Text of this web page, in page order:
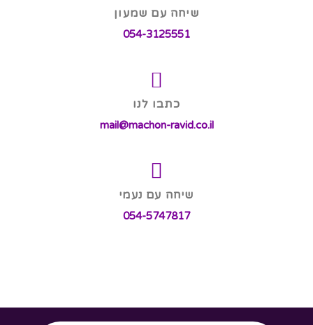
שיחה עם שמעון
054-3125551
כתבו לנו
mail@machon-ravid.co.il
שיחה עם נעמי
054-5747817